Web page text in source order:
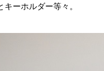
ーホルダー等々。